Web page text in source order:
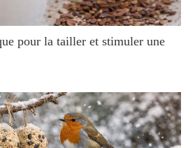
pour la tailler et stimuler une